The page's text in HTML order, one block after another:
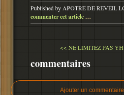
Published by APOTRE DE REVEIL
commenter cet article …
<< NE LIMITEZ PAS
commentaires
Ajouter un commentaire